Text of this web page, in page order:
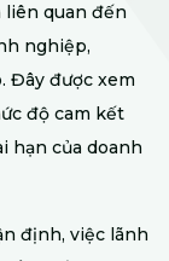
quan đến
nghiệp,
Đây được xem
độ cam kết
hạn của doanh
định, việc lãnh